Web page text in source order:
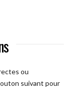
ou
suivant pour